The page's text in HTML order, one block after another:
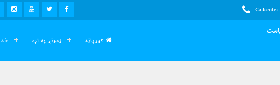
FACEBOOK
TWITTER
YOUTUBE
کورپاڼه زمونږ په اړه